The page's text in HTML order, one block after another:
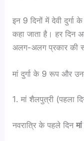
इन 9 दिनों में देवी
कहा जाता है। हर दिन
अलग-अलग प्रकार की
मां दुर्गा के 9 रूप और
1. मां शैलपुत्री (पहला
नवरात्रि के पहले दिन